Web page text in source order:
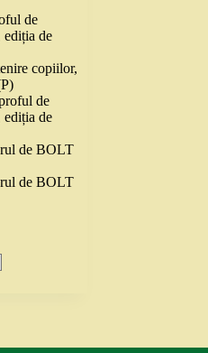
de
ediția de
copiilor,
de
ediția de
de BOLT
de BOLT